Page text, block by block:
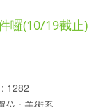
囉(10/19截止)
1282